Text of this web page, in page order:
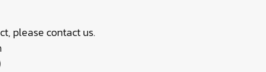
please contact us.